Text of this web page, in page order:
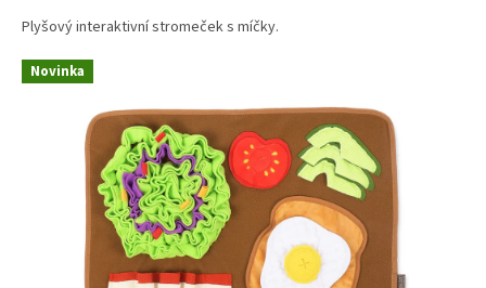
Plyšový interaktivní stromeček s míčky.
Novinka